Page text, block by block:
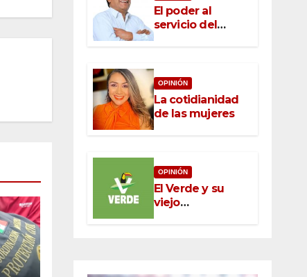
El poder al
servicio del
pueblo: la nueva
México
OPINIÓN
La cotidianidad
de las mujeres
OPINIÓN
El Verde y su
viejo
oportunismo